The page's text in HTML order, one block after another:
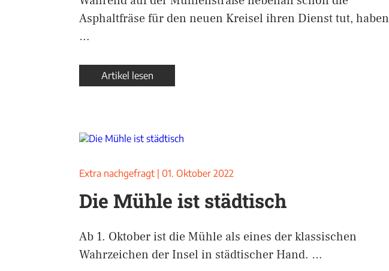
Asphaltfräse für den neuen Kreisel ihren Dienst tut, haben
…
Artikel lesen
Extra nachgefragt 01. Oktober 2022
Die Mühle ist städtisch
Ab 1. Oktober ist die Mühle als eines der klassischen
Wahrzeichen der Insel in städtischer Hand. …